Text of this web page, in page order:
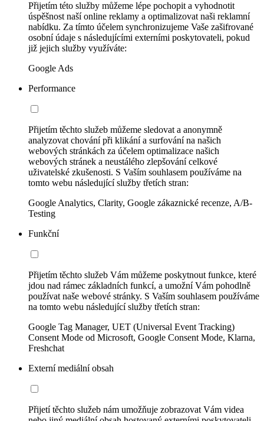
Přijetím této služby můžeme lépe pochopit a vyhodnotit
úspěšnost naší online reklamy a optimalizovat naši reklamní
nabídku. Za tímto účelem synchronizujeme Vaše zašifrované
osobní údaje s následujícími externími poskytovateli, pokud
již jejich služby využíváte:
Google Ads
Performance
Přijetím těchto služeb můžeme sledovat a anonymně
analyzovat chování při klikání a surfování na našich
webových stránkách za účelem optimalizace našich
webových stránek a neustálého zlepšování celkové
uživatelské zkušenosti. S Vaším souhlasem používáme na
tomto webu následující služby třetích stran:
Google Analytics, Clarity, Google zákaznické recenze, A/B-
Testing
Funkční
Přijetím těchto služeb Vám můžeme poskytnout funkce, které
jdou nad rámec základních funkcí, a umožní Vám pohodlně
používat naše webové stránky. S Vaším souhlasem používáme
na tomto webu následující služby třetích stran:
Google Tag Manager, UET (Universal Event Tracking)
Consent Mode od Microsoft, Google Consent Mode, Klarna,
Freshchat
Externí mediální obsah
Přijetí těchto služeb nám umožňuje zobrazovat Vám videa